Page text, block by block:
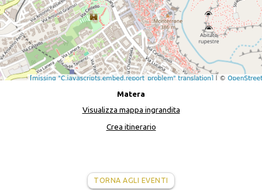
Matera
Visualizza mappa ingrandita
Crea itinerario
TORNA AGLI EVENTI